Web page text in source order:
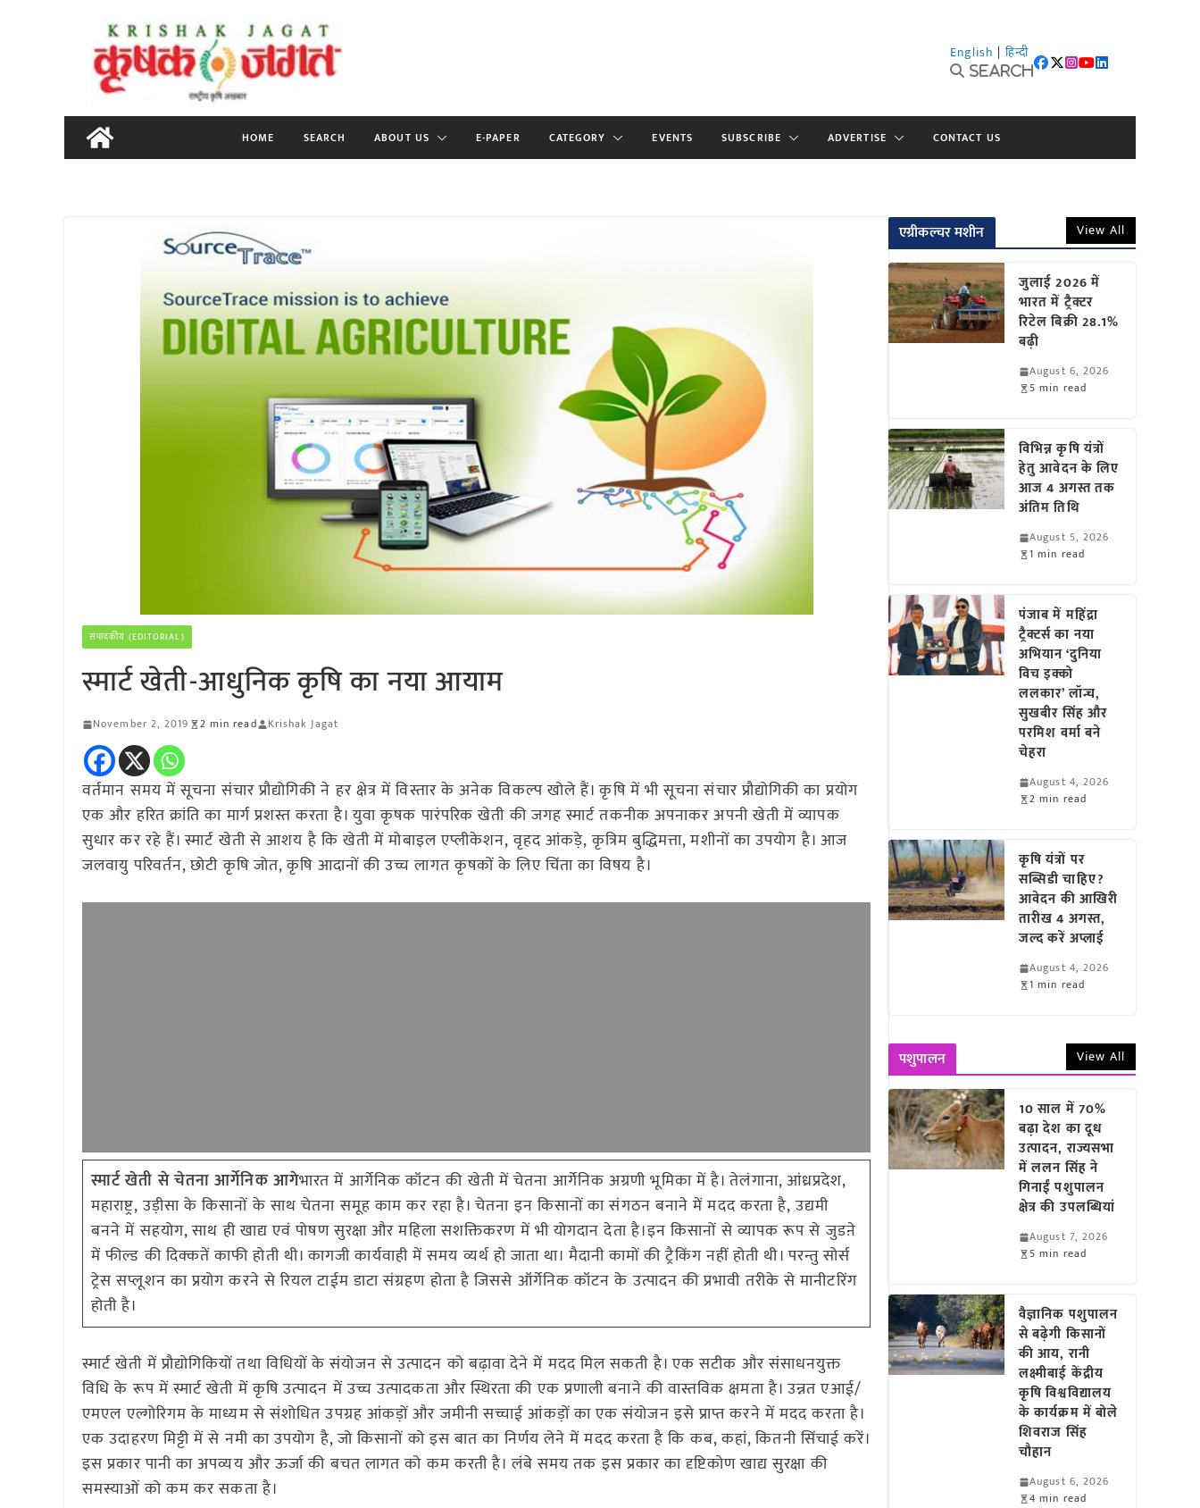
content
English | हिन्दी
Search
HOME SEARCH ABOUT US E-PAPER CATEGORY EVENTS SUBSCRIBE ADVERTISE CONTACT US
संपादकीय (EDITORIAL)
स्मार्ट खेती-आधुनिक कृषि का नया आयाम
November 2, 2019 2 min read Krishak Jagat
वर्तमान समय में सूचना संचार प्रौद्योगिकी ने हर क्षेत्र में विस्तार के अनेक विकल्प खोले हैं। कृषि में भी सूचना संचार प्रौद्योगिकी का प्रयोग
एक और हरित क्रांति का मार्ग प्रशस्त करता है। युवा कृषक पारंपरिक खेती की जगह स्मार्ट तकनीक अपनाकर अपनी खेती में व्यापक
सुधार कर रहे हैं। स्मार्ट खेती से आशय है कि खेती में मोबाइल एप्लीकेशन, वृहद आंकड़े, कृत्रिम बुद्धिमत्ता, मशीनों का उपयोग है। आज
जलवायु परिवर्तन, छोटी कृषि जोत, कृषि आदानों की उच्च लागत कृषकों के लिए चिंता का विषय है।
स्मार्ट खेती से चेतना आर्गेनिक आगेभारत में आर्गेनिक कॉटन की खेती में चेतना आर्गेनिक अग्रणी भूमिका में है। तेलंगाना, आंध्रप्रदेश,
महाराष्ट्र, उड़ीसा के किसानों के साथ चेतना समूह काम कर रहा है। चेतना इन किसानों का संगठन बनाने में मदद करता है, उद्यमी
बनने में सहयोग, साथ ही खाद्य एवं पोषण सुरक्षा और महिला सशक्तिकरण में भी योगदान देता है।इन किसानों से व्यापक रूप से जुडऩे
में फील्ड की दिक्कतें काफी होती थी। कागजी कार्यवाही में समय व्यर्थ हो जाता था। मैदानी कामों की ट्रैकिंग नहीं होती थी। परन्तु सोर्स
ट्रेस सप्लूशन का प्रयोग करने से रियल टाईम डाटा संग्रहण होता है जिससे ऑर्गेनिक कॉटन के उत्पादन की प्रभावी तरीके से मानीटरिंग
होती है।
स्मार्ट खेती में प्रौद्योगिकियों तथा विधियों के संयोजन से उत्पादन को बढ़ावा देने में मदद मिल सकती है। एक सटीक और संसाधनयुक्त
विधि के रूप में स्मार्ट खेती में कृषि उत्पादन में उच्च उत्पादकता और स्थिरता की एक प्रणाली बनाने की वास्तविक क्षमता है। उन्नत एआई/
एमएल एल्गोरिगम के माध्यम से संशोधित उपग्रह आंकड़ों और जमीनी सच्चाई आंकड़ों का एक संयोजन इसे प्राप्त करने में मदद करता है।
एक उदाहरण मिट्टी में से नमी का उपयोग है, जो किसानों को इस बात का निर्णय लेने में मदद करता है कि कब, कहां, कितनी सिंचाई करें।
इस प्रकार पानी का अपव्यय और ऊर्जा की बचत लागत को कम करती है। लंबे समय तक इस प्रकार का दृष्टिकोण खाद्य सुरक्षा की
समस्याओं को कम कर सकता है।
एग्रीकल्चर मशीन View All
जुलाई 2026 में
भारत में ट्रैक्टर
रिटेल बिक्री 28.1%
बढ़ी
August 6, 2026
5 min read
विभिन्न कृषि यंत्रों
हेतु आवेदन के लिए
आज 4 अगस्त तक
अंतिम तिथि
August 5, 2026
1 min read
पंजाब में महिंद्रा
ट्रैक्टर्स का नया
अभियान ‘दुनिया
विच इक्को
ललकार’ लॉन्च,
सुखबीर सिंह और
परमिश वर्मा बने
चेहरा
August 4, 2026
2 min read
कृषि यंत्रों पर
सब्सिडी चाहिए?
आवेदन की आखिरी
तारीख 4 अगस्त,
जल्द करें अप्लाई
August 4, 2026
1 min read
पशुपालन View All
10 साल में 70%
बढ़ा देश का दूध
उत्पादन, राज्यसभा
में ललन सिंह ने
गिनाईं पशुपालन
क्षेत्र की उपलब्धियां
August 7, 2026
5 min read
वैज्ञानिक पशुपालन
से बढ़ेगी किसानों
की आय, रानी
लक्ष्मीबाई केंद्रीय
कृषि विश्वविद्यालय
के कार्यक्रम में बोले
शिवराज सिंह
चौहान
August 6, 2026
4 min read